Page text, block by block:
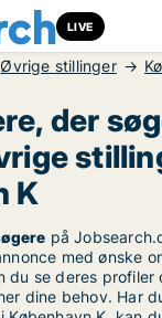
LIVE
Øvrige stillinger
der
K
på
med ønske
du se deres
dine behov. Har